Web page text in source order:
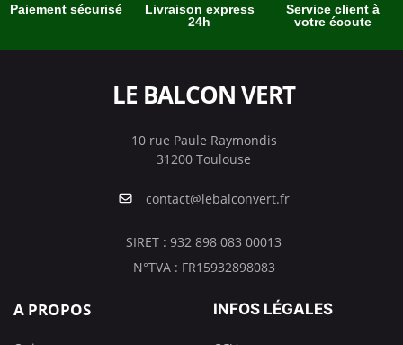
Paiement sécurisé
Livraison express
24h
Service client à
votre écoute
LE BALCON VERT
10 rue Paule Raymondis
31200 Toulouse
contact@lebalconvert.fr
SIRET : 932 898 083 00013
N°TVA : FR15932898083
A PROPOS INFOS LÉGALES